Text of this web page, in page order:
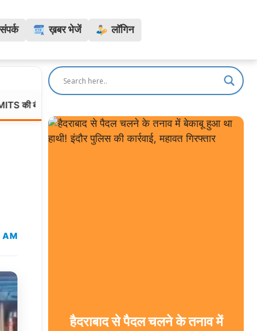
संपर्क ख़बर भेजें लॉगिन
छात्रा ने हॉस्टल में लगाई फांसी, सहेली को वाट्सऐप पर भेजा “बाय” और लिखा
AM
हैदराबाद से पैदल चलने के तनाव में